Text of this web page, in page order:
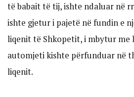
të babait të tij, ishte ndaluar në
ishte gjetur i pajetë në fundin e
liqenit të Shkopetit, i mbytur me
automjeti kishte përfunduar në
liqenit.